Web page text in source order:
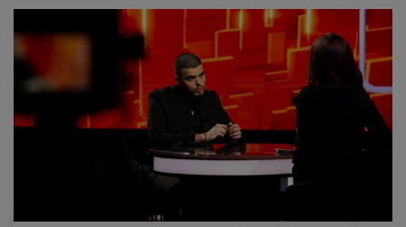
sale i-a zguduit pe apropiați
Stiri mondene